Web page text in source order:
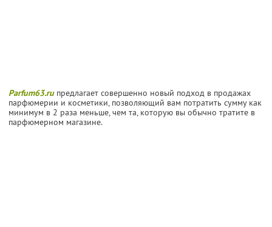
Parfum63.ru предлагает совершенно новый подход в продажах
парфюмерии и косметики, позволяющий вам потратить сумму как
минимум в 2 раза меньше, чем та, которую вы обычно тратите в
парфюмерном магазине.